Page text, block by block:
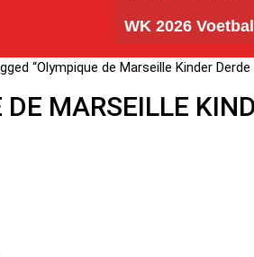
WK 2026
“Olympique de Marseille Kinder Derde
DE MARSEILLE